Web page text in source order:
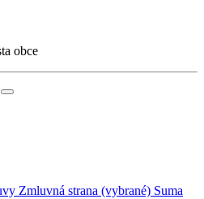
obce
Zmluvná strana (vybrané) Suma